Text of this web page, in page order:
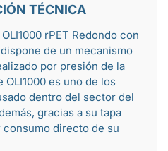
TÉCNICA
rPET Redondo con
de un mecanismo
por presión de la
OLI1000 es uno de los
dentro del sector del
gracias a su tapa
directo de su